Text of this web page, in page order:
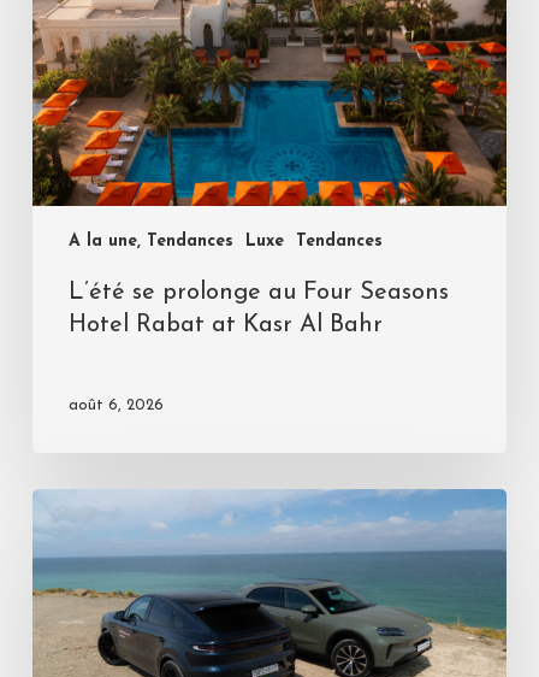
A la une, Tendances Luxe Tendances
L’été se prolonge au Four Seasons
Hotel Rabat at Kasr Al Bahr
août 6, 2026